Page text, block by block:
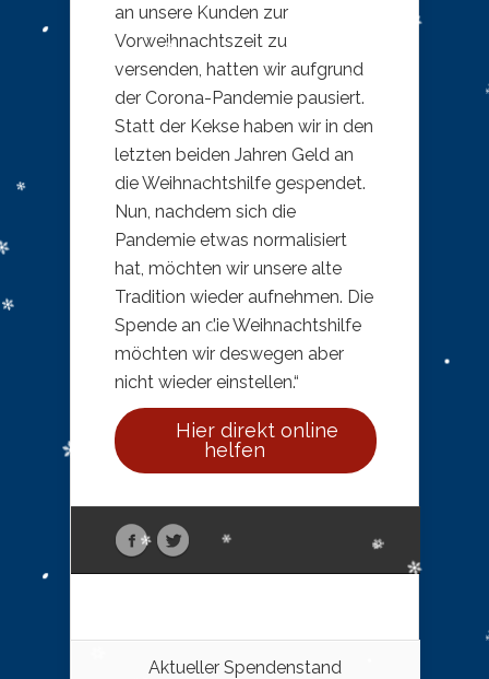
an unsere Kunden zur
Vorweihnachtszeit zu
versenden, hatten wir aufgrund
der Corona-Pandemie pausiert.
Statt der Kekse haben wir in den
letzten beiden Jahren Geld an
die Weihnachtshilfe gespendet.
Nun, nachdem sich die
Pandemie etwas normalisiert
hat, möchten wir unsere alte
Tradition wieder aufnehmen. Die
Spende an die Weihnachtshilfe
möchten wir deswegen aber
nicht wieder einstellen.“
Hier direkt online
helfen
Aktueller Spendenstand